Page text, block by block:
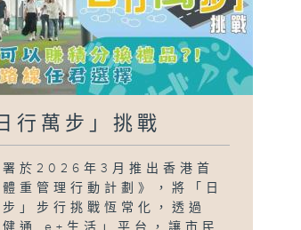
行萬步」挑戰
署於2026年3月推出香港首
重管理行動計劃》，將「日
」步行挑戰恆常化，透過
健通 e+生活」平台，讓市民